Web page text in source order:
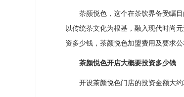
茶颜悦色，这个在茶饮界备受瞩目
以传统茶文化为根基，融入现代时尚
资多少钱，茶颜悦色加盟费用及要求公
茶颜悦色开店大概要投资多少钱
开设茶颜悦色门店的投资金额大约